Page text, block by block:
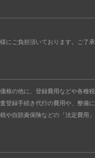
にご負担頂いております。ご了承
格の他に、登録費用などや各種
登録手続き代行の費用や、整備
や自賠責保険などの「法定費用」